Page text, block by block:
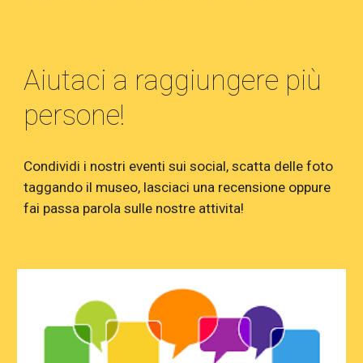
Aiutaci a raggiungere più
persone!
Condividi i nostri eventi sui social, scatta delle foto
taggando il museo, lasciaci una recensione oppure
fai passa parola sulle nostre attivita!